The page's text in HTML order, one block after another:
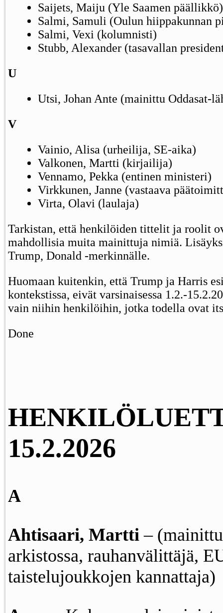
Saijets, Maiju (Yle Saamen päällikkö)
Salmi, Samuli (Oulun hiippakunnan
Salmi, Vexi (kolumnisti)
Stubb, Alexander (tasavallan
U
Utsi, Johan Ante (mainittu Oddasat-
V
Vainio, Alisa (urheilija, SE-aika)
Valkonen, Martti (kirjailija)
Vennamo, Pekka (entinen ministeri)
Virkkunen, Janne (vastaava
Virta, Olavi (laulaja)
Tarkistan, että henkilöiden tittelit ja roolit
mahdollisia muita mainittuja nimiä.
Trump, Donald -merkinnälle.
Huomaan kuitenkin, että Trump ja Harris
kontekstissa, eivät varsinaisessa 1.2.-
vain niihin henkilöihin, jotka todella ovat
Done
15.2.2026
A
Ahtisaari, Martti –
arkistossa, rauhanvälittäjä,
taistelujoukkojen kannattaja)